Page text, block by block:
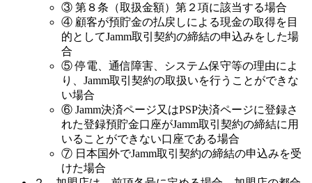
③ 第８条（取扱金額）第２項に該当する場合
④ 顧客が預貯金の払戻しによる現金の取得を目
的としてJamm取引契約の締結の申込みをした場
合
⑤ 停電、通信障害、システム保守等の理由によ
り、Jamm取引契約の取扱いを行うことができな
い場合
⑥ Jamm決済ページ又はPSP決済ページに登録さ
れた登録預貯金口座がJamm取引契約の締結に用
いることができない口座である場合
⑦ 日本国外でJamm取引契約の締結の申込みを受
けた場合